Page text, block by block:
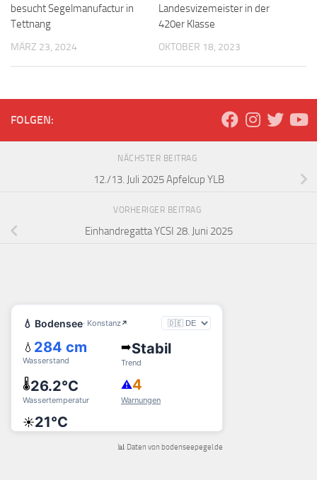
besucht Segelmanufactur in
Tettnang
MÄRZ 23, 2024
Landesvizemeister in der
420er Klasse
OKTOBER 18, 2023
FOLGEN:
NÄCHSTER BEITRAG
12./13. Juli 2025 Apfelcup YLB
VORHERIGER BEITRAG
Einhandregatta YCSI 28. Juni 2025
📊 Daten von bodenseepegel.de